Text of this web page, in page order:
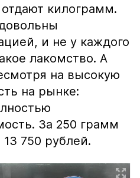
килограмм.
и не у каждого
лакомство. А
на высокую
на рынке:
За 250 грамм
13 750 рублей.